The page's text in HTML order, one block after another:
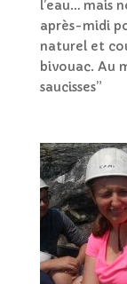
l’eau… mais
après-midi
naturel et
bivouac. Au
saucisses”